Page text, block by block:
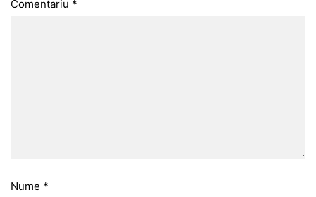
Comentariu *
Nume *